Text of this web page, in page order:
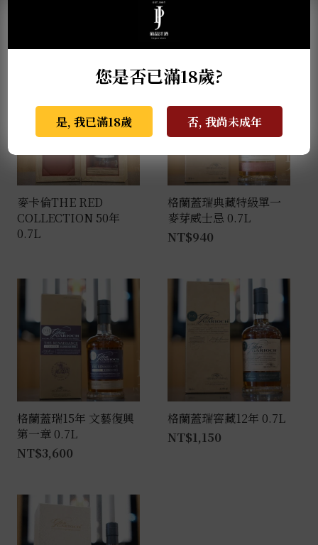
麥卡倫THE RED
COLLECTION 50年
0.7L
格蘭蓋瑞典藏特級單一
麥芽威士忌 0.7L
NT$940
格蘭蓋瑞15年 文藝復興
第一章 0.7L
NT$3,600
格蘭蓋瑞窖藏12年 0.7L
NT$1,150
您是否已滿18歲?
是, 我已滿18歲 否, 我尚未成年